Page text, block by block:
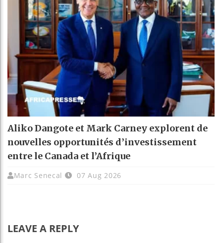
Aliko Dangote et Mark Carney explorent de
nouvelles opportunités d’investissement
entre le Canada et l’Afrique
Marc Senecal 07 Aug 2026
LEAVE A REPLY